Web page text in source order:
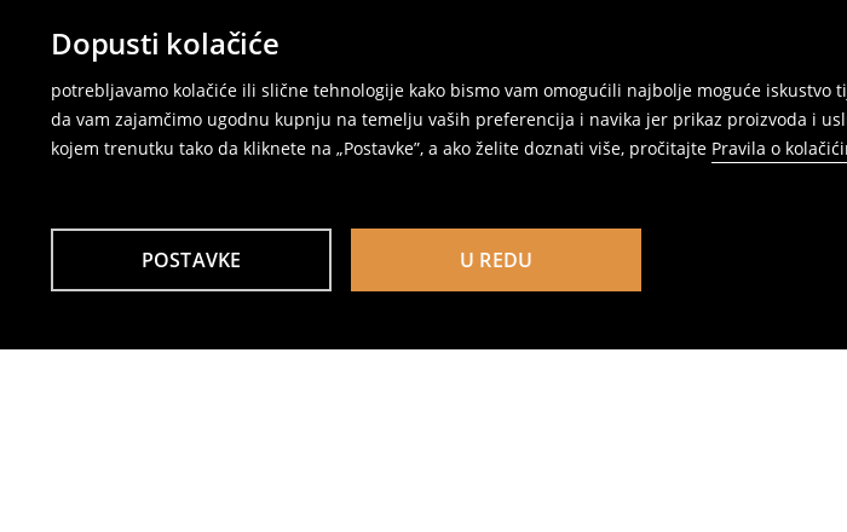
Dopusti kolačiće
potrebljavamo kolačiće ili slične tehnologije kako bismo vam omogućili najbolje moguće
da vam zajamčimo ugodnu kupnju na temelju vaših preferencija i navika jer prikaz proizvoda i
kojem trenutku tako da kliknete na „Postavke”, a ako želite doznati više, pročitajte Pravila o
POSTAVKE U REDU